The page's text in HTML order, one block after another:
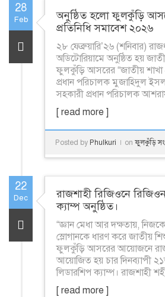
28
Feb
অনুষ্ঠিত হলো ফুলকুঁড়ি
প্রতিনিধি সমাবেশ ২০২৬
২৮ ফেব্রুয়ারি’২৬ (শনিবার)
অডিটোরিয়ামে অনুষ্ঠিত হয়
ফুলকুঁড়ি আসরের “জাতীয় শাখা
প্রধান পরিচালক মুজাহিদুল
সহকারী প্রধান পরিচালক
[ read more ]
Posted by Phulkuri on ফুলকুঁড়ি
22
Dec
রাজশাহী রিজিওনে
ক্যাম্প অনুষ্ঠিত।
“জ্ঞান মেধা আর দক্ষতায়,
স্লোগানকে ধারণ করে জাতীয়
ফুলকুঁড়ি আসরের আয়োজনে
আয়োজিত হয় চার দিনব্যাপী
লিডারশিপ ক্যাম্প। রাজশাহী
[ read more ]